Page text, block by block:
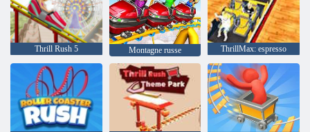
Thrill Rush 5 Montagne russe ThrillMax: espresso